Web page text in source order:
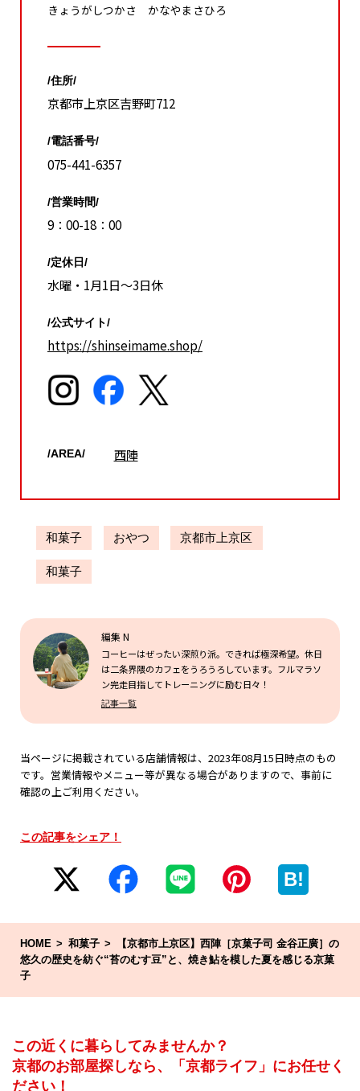
きょうがしつかさ かなやまさひろ
/住所/
京都市上京区吉野町712
/電話番号/
075-441-6357
/営業時間/
9：00-18：00
/定休日/
水曜・1月1日～3日休
/公式サイト/
https://shinseimame.shop/
/AREA/ 西陣
和菓子 おやつ 京都市上京区
和菓子
編集 N
コーヒーはぜったい深煎り派。できれば極深希望。休日
は二条界隈のカフェをうろうろしています。フルマラソ
ン完走目指してトレーニングに励む日々！
記事一覧
当ページに掲載されている店舗情報は、2023年08月15日時点のもの
です。営業情報やメニュー等が異なる場合がありますので、事前に
確認の上ご利用ください。
この記事をシェア！
B!
HOME 和菓子
【京都市上京区】西陣［京菓子司 金谷正廣］の
悠久の歴史を紡ぐ“苔のむす豆”と、焼き鮎を模した夏を感じる京菓
子
この近くに暮らしてみませんか？
京都のお部屋探しなら、「京都ライフ」にお任せく
ださい！